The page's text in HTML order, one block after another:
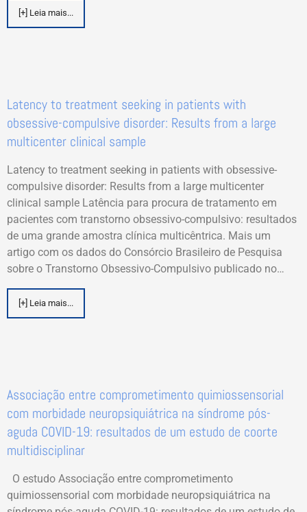
[+] Leia mais...
Latency to treatment seeking in patients with
obsessive-compulsive disorder: Results from a large
multicenter clinical sample
Latency to treatment seeking in patients with obsessive-
compulsive disorder: Results from a large multicenter
clinical sample Latência para procura de tratamento em
pacientes com transtorno obsessivo-compulsivo: resultados
de uma grande amostra clínica multicêntrica. Mais um
artigo com os dados do Consórcio Brasileiro de Pesquisa
sobre o Transtorno Obsessivo-Compulsivo publicado no…
[+] Leia mais...
Associação entre comprometimento quimiossensorial
com morbidade neuropsiquiátrica na síndrome pós-
aguda COVID-19: resultados de um estudo de coorte
multidisciplinar
O estudo Associação entre comprometimento
quimiossensorial com morbidade neuropsiquiátrica na